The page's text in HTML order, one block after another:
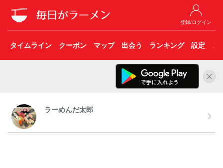
登録/ログイン
タイムライン クーポン マップ 出会う ランキング 設定 こ
ラーめんだ太郎